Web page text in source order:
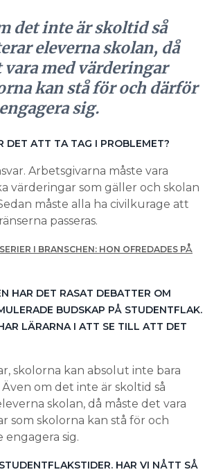
det inte är skoltid så
eleverna skolan, då
vara med värderingar
kan stå för och därför
sig.
DET ATT TA TAG I PROBLEMET?
Arbetsgivarna måste vara
värderingar som gäller och skolan
måste alla ha civilkurage att
passeras.
I BRANSCHEN: HON OFREDADES PÅ
HAR DET RASAT DEBATTER OM
BUDSKAP PÅ STUDENTFLAK.
LÄRARNA I ATT SE TILL ATT DET
skolorna kan absolut inte bara
om det inte är skoltid så
skolan, då måste det vara
som skolorna kan stå för och
engagera sig.
HAR VI NÅTT SÅ